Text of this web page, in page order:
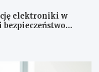
elektroniki w